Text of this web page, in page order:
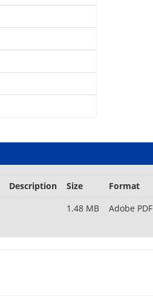
Description Size
Format
1.48 MB Adobe PDF